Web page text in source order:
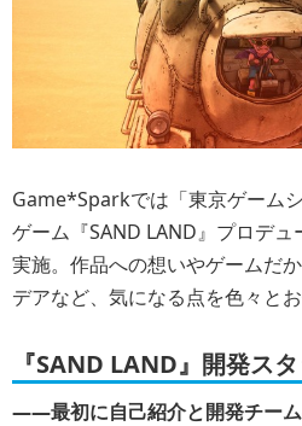
Game*Sparkでは「東京ゲーム
ゲーム『SAND LAND』プロデ
実施。作品への想いやゲームだ
デアなど、気になる点を色々とお
『SAND LAND』開発ス
――最初に自己紹介と開発チーム